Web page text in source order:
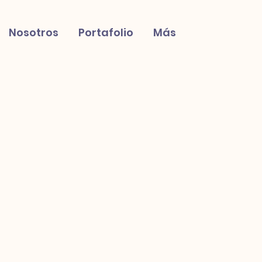
Nosotros Portafolio Más